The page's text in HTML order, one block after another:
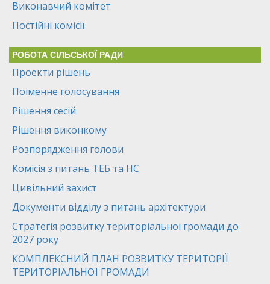
Виконавчий комітет
Постійні комісії
РОБОТА СІЛЬСЬКОЇ РАДИ
Проекти рішень
Поіменне голосування
Рішення сесій
Рішення виконкому
Розпорядження голови
Комісія з питань ТЕБ та НС
Цивільний захист
Документи відділу з питань архітектури
Стратегія розвитку територіальної громади до
2027 року
КОМПЛЕКСНИЙ ПЛАН РОЗВИТКУ ТЕРИТОРІЇ
ТЕРИТОРІАЛЬНОЇ ГРОМАДИ